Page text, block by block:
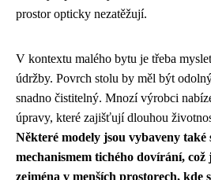
prostor opticky nezatěžují.
V kontextu malého bytu je třeba
údržby. Povrch stolu by měl být
snadno čistitelný. Mnozí výrobci
úpravy, které zajišťují dlouhou
Některé modely jsou vybaveny také
mechanismem tichého dovírání,
zejména v menších prostorech, kde